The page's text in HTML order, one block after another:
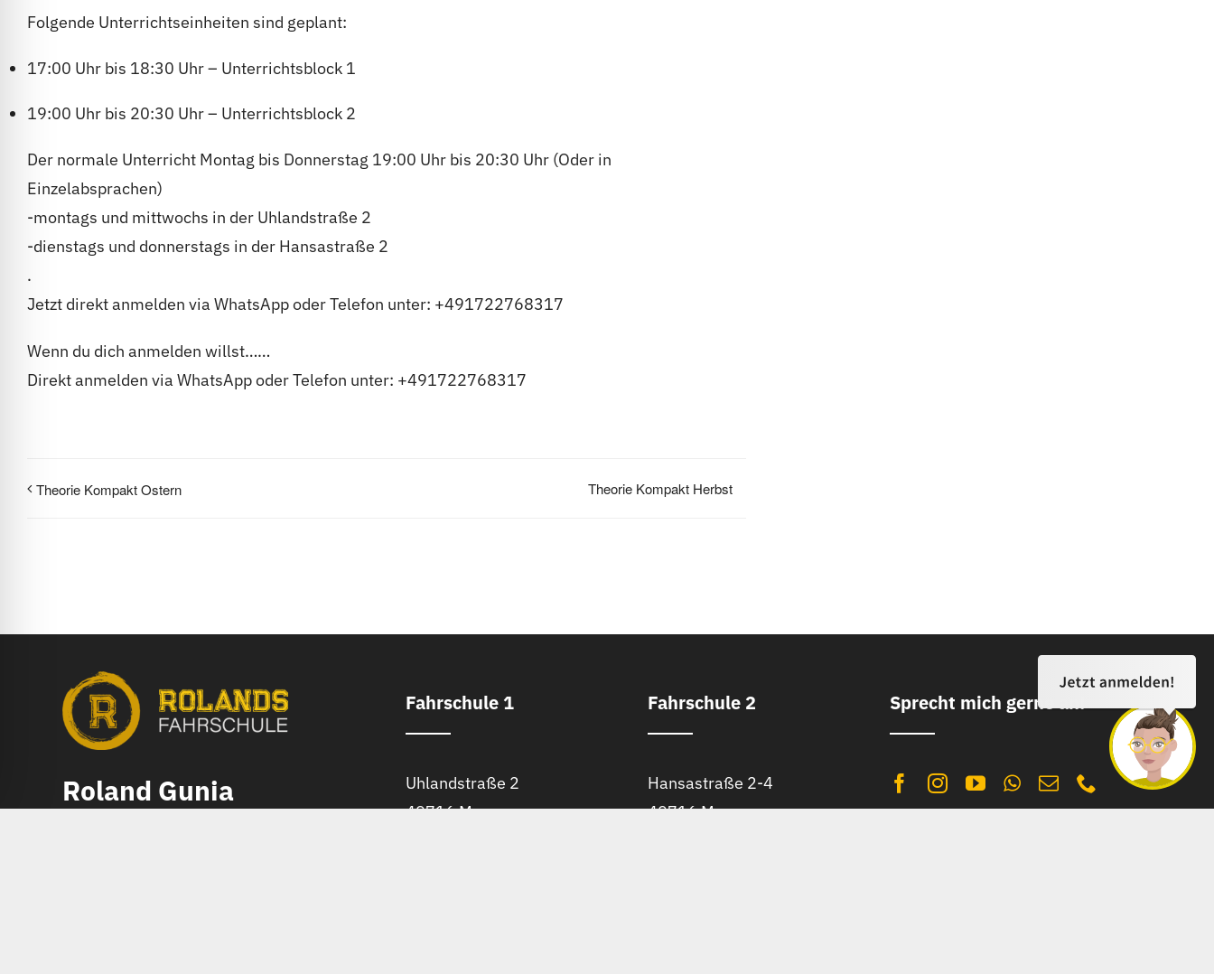
Folgende Unterrichtseinheiten sind geplant:
17:00 Uhr bis 18:30 Uhr – Unterrichtsblock 1
19:00 Uhr bis 20:30 Uhr – Unterrichtsblock 2
Der normale Unterricht Montag bis Donnerstag 19:00 Uhr bis 20:30 Uhr (Oder in
Einzelabsprachen)
-montags und mittwochs in der Uhlandstraße 2
-dienstags und donnerstags in der Hansastraße 2
.
Jetzt direkt anmelden via WhatsApp oder Telefon unter: +491722768317
Wenn du dich anmelden willst……
Direkt anmelden via WhatsApp oder Telefon unter: +491722768317
Theorie Kompakt Ostern Theorie Kompakt Herbst
Roland Gunia
Fahrschule 1
Uhlandstraße 2
49716 Meppen
Fahrschule 2
Hansastraße 2-4
49716 Meppen
Sprecht mich gerne an!